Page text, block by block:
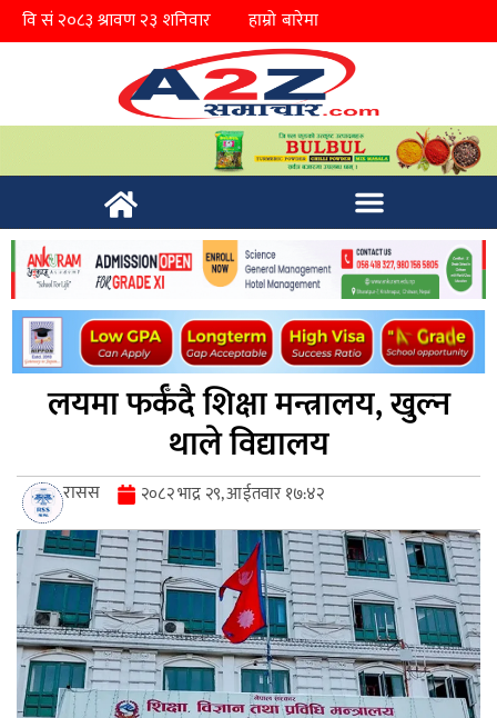
हाम्रो बारेमा
लयमा फर्कँदै शिक्षा मन्त्रालय, खुल्न
थाले विद्यालय
रासस २०८२ भाद्र २९, आईतवार १७:४२